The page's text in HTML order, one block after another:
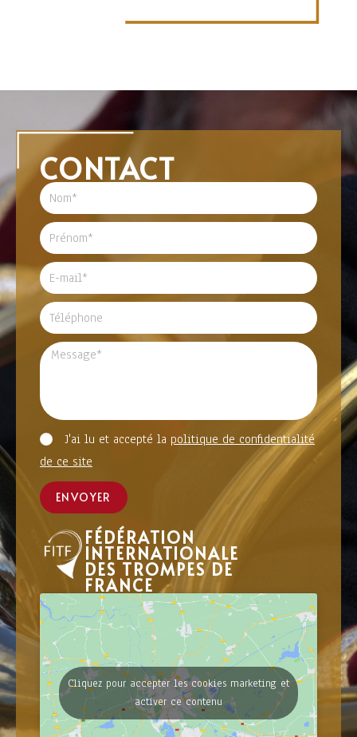
CONTACT
J'ai lu et accepté la politique de confidentialité
de ce site
ENVOYER
FÉDÉRATION
INTERNATIONALE
DES TROMPES DE
FRANCE
Cliquez pour accepter les cookies marketing et
activer ce contenu